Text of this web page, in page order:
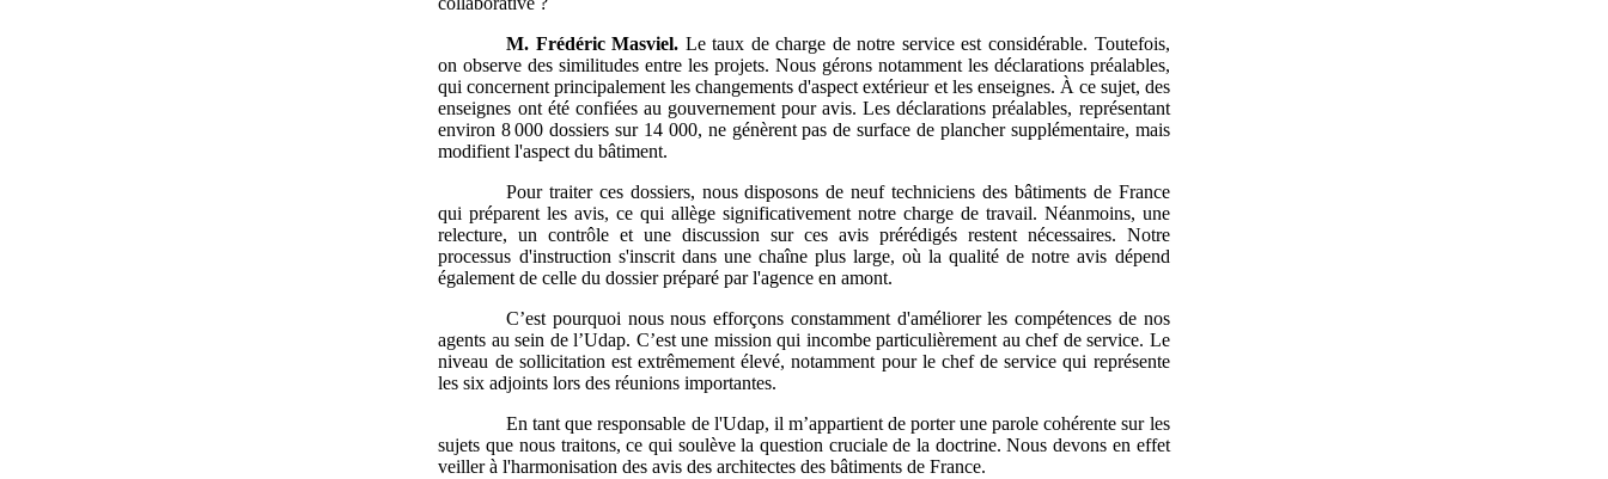
M. Frédéric Masviel. Le taux de charge de notre service est considérable. Toutefois,
on observe des similitudes entre les projets. Nous gérons notamment les déclarations préalables,
qui concernent principalement les changements d'aspect extérieur et les enseignes. À ce sujet, des
enseignes ont été confiées au gouvernement pour avis. Les déclarations préalables, représentant
environ 8 000 dossiers sur 14 000, ne génèrent pas de surface de plancher supplémentaire, mais
modifient l'aspect du bâtiment.
Pour traiter ces dossiers, nous disposons de neuf techniciens des bâtiments de France
qui préparent les avis, ce qui allège significativement notre charge de travail. Néanmoins, une
relecture, un contrôle et une discussion sur ces avis prérédigés restent nécessaires. Notre
processus d'instruction s'inscrit dans une chaîne plus large, où la qualité de notre avis dépend
également de celle du dossier préparé par l'agence en amont.
C’est pourquoi nous nous efforçons constamment d'améliorer les compétences de nos
agents au sein de l’Udap. C’est une mission qui incombe particulièrement au chef de service. Le
niveau de sollicitation est extrêmement élevé, notamment pour le chef de service qui représente
les six adjoints lors des réunions importantes.
En tant que responsable de l'Udap, il m’appartient de porter une parole cohérente sur les
sujets que nous traitons, ce qui soulève la question cruciale de la doctrine. Nous devons en effet
veiller à l'harmonisation des avis des architectes des bâtiments de France.